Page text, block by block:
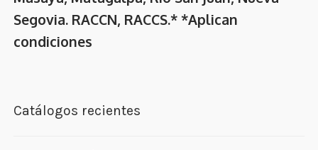
Segovia. RACCN, RACCS.* *Aplican
condiciones
Catálogos recientes